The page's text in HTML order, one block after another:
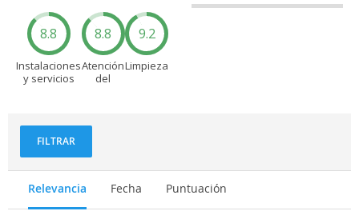
8.8
Instalaciones
y servicios
8.8
Atención
del
9.2
Limpieza
FILTRAR
Relevancia Fecha Puntuación